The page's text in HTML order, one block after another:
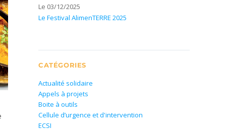
Le 03/12/2025
Le Festival AlimenTERRE 2025
CATÉGORIES
Actualité solidaire
Appels à projets
Boite à outils
Cellule d’urgence et d'intervention
ECSI